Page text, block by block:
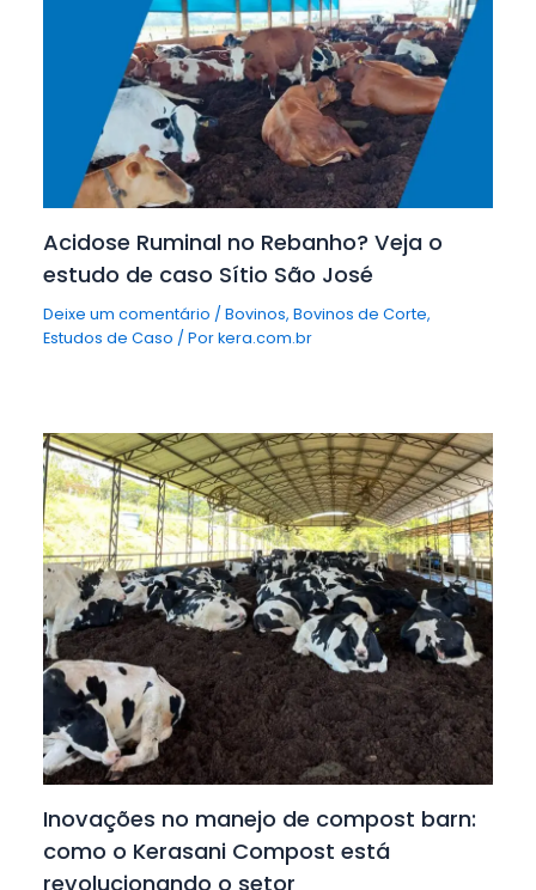
Acidose Ruminal no Rebanho? Veja o
estudo de caso Sítio São José
Deixe um comentário /Bovinos,Bovinos de Corte,
Estudos de Caso / Porkera.com.br
Inovações no manejo de compost barn:
como o Kerasani Compost está
revolucionando o setor